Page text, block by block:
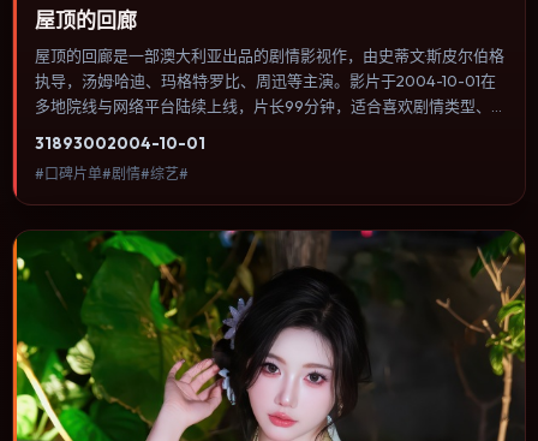
屋顶的回廊
屋顶的回廊是一部澳大利亚出品的剧情影视作，由史蒂文·斯皮尔伯格
执导，汤姆·哈迪、玛格特·罗比、周迅等主演。影片于2004-10-01在
多地院线与网络平台陆续上线，片长99分钟，适合喜欢剧情类型、
进，节奏与视听语言统一，可作为休闲观影或类型片补片的选择。
31893002004-10-01
#口碑片单#剧情#综艺#